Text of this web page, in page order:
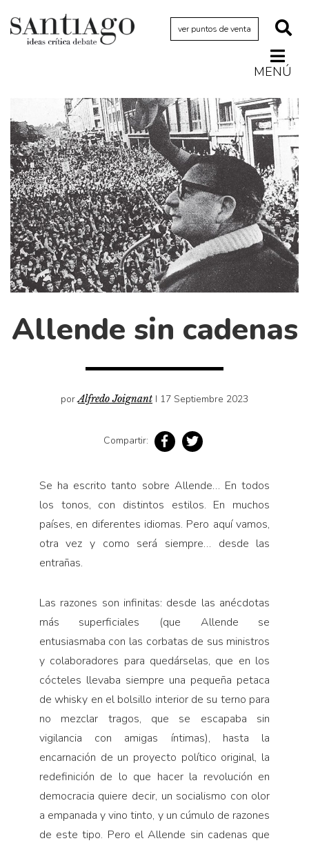
ver puntos de venta
MENÚ
Archivo Cenfoto-UDP
Arquetipos de situación
Artes visuales
Ciencia
Cine y televisión
Ciudad
Cómics
Críticas
Diccionario portátil de la literatura chilena
Gran reserva
Historia material de los libros
Literatura
Medioambiente
Pensamiento
Pensamiento ilustrado
Personaje
Personajes secundarios
Relecturas
Sociedad
Turismo accidental
Allende sin cadenas
porAlfredo Joignant I 17 Septiembre 2023
Compartir:
Se ha escrito tanto sobre Allende… En todos
los tonos, con distintos estilos. En muchos
países, en diferentes idiomas. Pero aquí vamos,
otra vez y como será siempre… desde las
entrañas.
Las razones son infinitas: desde las anécdotas
más superficiales (que Allende se
entusiasmaba con las corbatas de sus ministros
y colaboradores para quedárselas, que en los
cócteles llevaba siempre una pequeña petaca
de whisky en el bolsillo interior de su terno para
no mezclar tragos, que se escapaba sin
vigilancia con amigas íntimas), hasta la
encarnación de un proyecto político original, la
redefinición de lo que hacer la revolución en
democracia quiere decir, un socialismo con olor
a empanada y vino tinto, y un cúmulo de razones
de este tipo. Pero el Allende sin cadenas que